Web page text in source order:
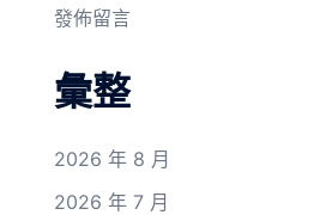
發佈留言
彙整
2026 年 8 月
2026 年 7 月